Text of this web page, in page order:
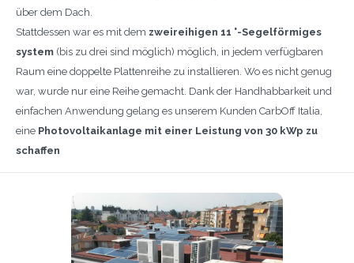
über dem Dach.
Stattdessen war es mit dem zweireihigen 11 °-Segelförmiges
system (bis zu drei sind möglich) möglich, in jedem verfügbaren
Raum eine doppelte Plattenreihe zu installieren. Wo es nicht genug
war, wurde nur eine Reihe gemacht. Dank der Handhabbarkeit und
einfachen Anwendung gelang es unserem Kunden CarbOff Italia,
eine Photovoltaikanlage mit einer Leistung von 30 kWp zu
schaffen